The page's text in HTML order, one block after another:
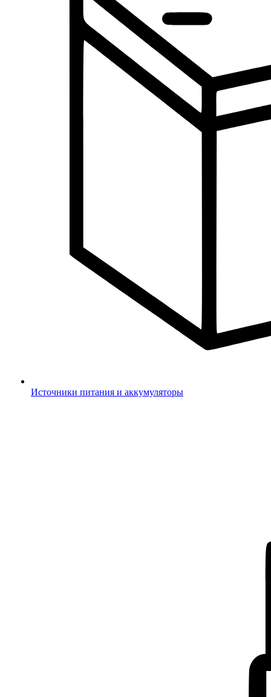
Источники питания и аккумуляторы